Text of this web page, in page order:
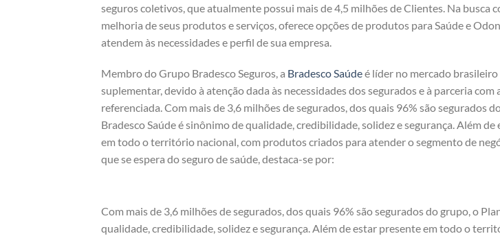
seguros coletivos, que atualmente possui mais de 4,5 milhões de Clientes. Na busca
melhoria de seus produtos e serviços, oferece opções de produtos para Saúde e
atendem às necessidades e perfil de sua empresa.
Membro do Grupo Bradesco Seguros, a Bradesco Saúdeé líder no mercado brasileiro
suplementar, devido à atenção dada às necessidades dos segurados e à parceria com
referenciada. Com mais de 3,6 milhões de segurados, dos quais 96% são segurados
Bradesco Saúde é sinônimo de qualidade, credibilidade, solidez e segurança. Além
em todo o território nacional, com produtos criados para atender o segmento de
que se espera do seguro de saúde, destaca-se por:
Com mais de 3,6 milhões de segurados, dos quais 96% são segurados do grupo, o
qualidade, credibilidade, solidez e segurança. Além de estar presente em todo o